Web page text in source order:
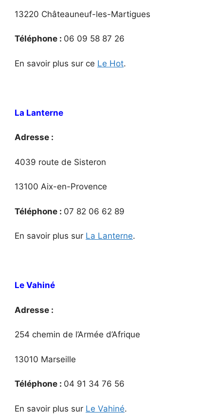
13220 Châteauneuf-les-Martigues
Téléphone : 06 09 58 87 26
En savoir plus sur ce Le Hot.
La Lanterne
Adresse :
4039 route de Sisteron
13100 Aix-en-Provence
Téléphone : 07 82 06 62 89
En savoir plus sur La Lanterne.
Le Vahiné
Adresse :
254 chemin de l’Armée d’Afrique
13010 Marseille
Téléphone : 04 91 34 76 56
En savoir plus sur Le Vahiné.